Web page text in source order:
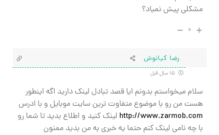
مشکلی پیش نمیاد؟
۰
رضا كيانوش
سلام میخواستم بدونم ایا قصد تبادل لینک دارید اگه اینطور
هست من رو با موضوع متفاوت ترین سایت موبایل و با ادرس
http://www.zarmob.com لينك كنيد و اطلاع بديد تا شما رو
با چه نامي لينك كنم حتما يه خبري به من بديد ممنون